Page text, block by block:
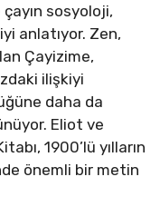
sosyoloji,
anlatıyor. Zen,
Çayizime,
ilişkiyi
daha da
Eliot ve
1900’lü yılların
önemli bir metin